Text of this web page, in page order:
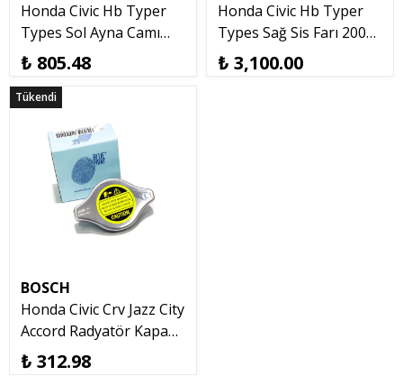
Honda Civic Hb Typer
Types Sol Ayna Camı
2007 2012 Hatchback
₺ 805.48
Honda Civic Hb Typer
Types Sağ Sis Farı 2007
2012
₺ 3,100.00
Tükendi
Tükendi
BOSCH
Honda Civic Crv Jazz City
Accord Radyatör Kapağı
Blueprint 19045-RAA-
003
₺ 312.98